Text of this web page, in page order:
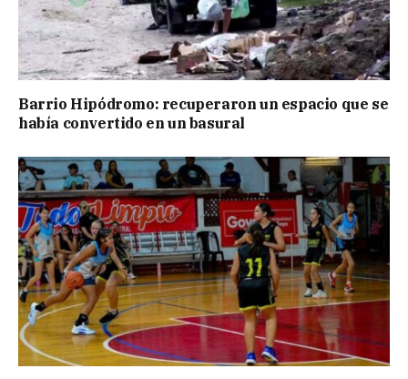
Barrio Hipódromo: recuperaron un espacio que se
había convertido en un basural